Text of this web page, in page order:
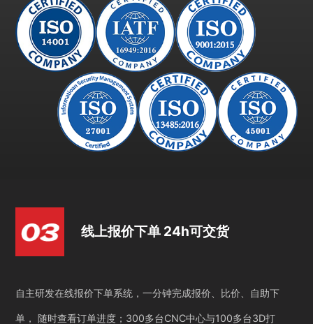
线上报价下单 24h可交货
自主研发在线报价下单系统，一分钟完成报价、比价、自助下
单， 随时查看订单进度；300多台CNC中心与100多台3D打